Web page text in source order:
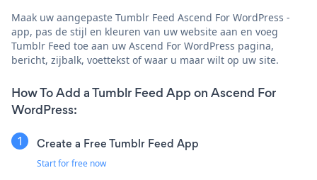
Maak uw aangepaste Tumblr Feed Ascend For WordPress -
app, pas de stijl en kleuren van uw website aan en voeg
Tumblr Feed toe aan uw Ascend For WordPress pagina,
bericht, zijbalk, voettekst of waar u maar wilt op uw site.
How To Add a Tumblr Feed App on Ascend For
WordPress:
Create a Free Tumblr Feed App
Start for free now